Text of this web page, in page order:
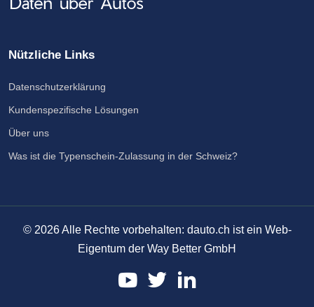
Nützliche Links
Datenschutzerklärung
Kundenspezifische Lösungen
Über uns
Was ist die Typenschein-Zulassung in der Schweiz?
© 2026Alle Rechte vorbehalten: dauto.ch ist ein Web-
Eigentum der Way Better GmbH